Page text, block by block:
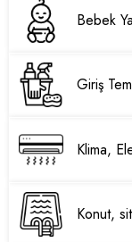
Bebek
Giriş
Klima,
Konut,